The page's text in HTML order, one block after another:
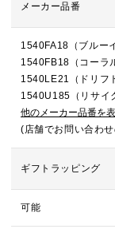
メーカー品番
1540FA18（ブルー
1540FB18（コーラ
1540LE21（ドリフ
1540U185（リサイ
他のメーカー品番を
(店舗でお問い合わ
ギフトラッピング
可能